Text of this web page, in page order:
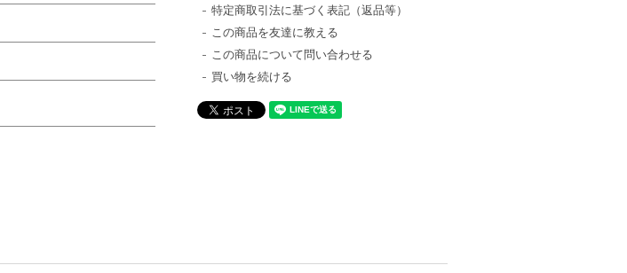
特定商取引法に基づく表記（返品等）
この商品を友達に教える
この商品について問い合わせる
買い物を続ける